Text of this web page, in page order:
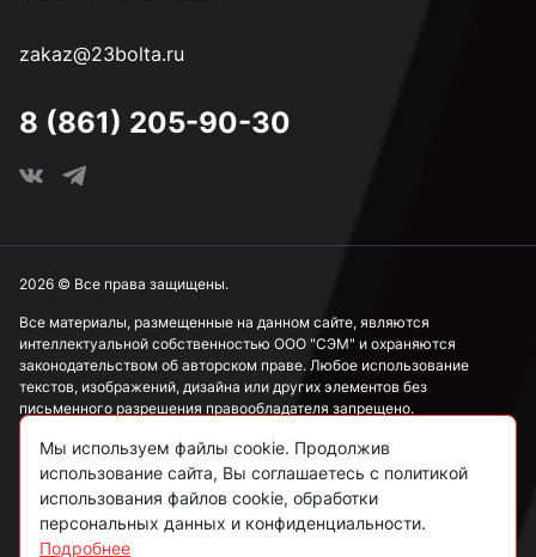
zakaz@23bolta.ru
8 (861) 205-90-30
Все материалы, размещенные на данном сайте, являются
интеллектуальной собственностью ООО "СЭМ" и охраняются
законодательством об авторском праве. Любое использование
текстов, изображений, дизайна или других элементов без
письменного разрешения правообладателя запрещено.
Информация, представленная на сайте, носит исключительно
ознакомительный характер и не может рассматриваться как
публичная оферта в соответствии со ст. 437 ГК РФ.
Политика конфиденциальности
2026 © Все права защищены.
Мы используем файлы cookie. Продолжив
использование сайта, Вы соглашаетесь с политикой
использования файлов cookie, обработки
персональных данных и конфиденциальности.
Подробнее